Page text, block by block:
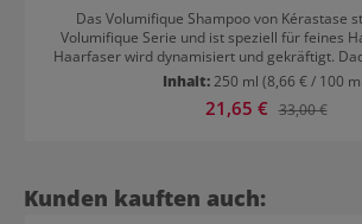
Das Volumifique Shampoo von Kérastase
Volumifique Serie und ist speziell für feines
Haarfaser wird dynamisiert und gekräftigt.
Haar an Volumen und Vitalität. Resultat: Mehr Volumen, Pflege und
Fülle Das Haar gewinnt an Kraft
Inhalt:250 ml (8,66 € / 100
Verkaufspreis:
21,65 € Regulärer
33,00 €
Produktgalerie überspringen
Kunden kauften auch: